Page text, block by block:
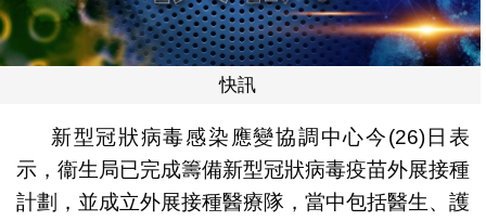
快訊
新型冠狀病毒感染應變協調中心今(26)日表
示，衞生局已完成籌備新型冠狀病毒疫苗外展接種
計劃，並成立外展接種醫療隊，當中包括醫生、護